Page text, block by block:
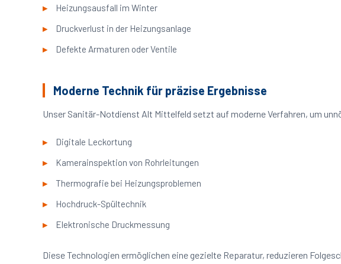
Heizungsausfall im Winter
Druckverlust in der Heizungsanlage
Defekte Armaturen oder Ventile
Moderne Technik für präzise Ergebnisse
Unser Sanitär-Notdienst Alt Mittelfeld setzt auf moderne Verfahren, um
Digitale Leckortung
Kamerainspektion von Rohrleitungen
Thermografie bei Heizungsproblemen
Hochdruck-Spültechnik
Elektronische Druckmessung
Diese Technologien ermöglichen eine gezielte Reparatur, reduzieren